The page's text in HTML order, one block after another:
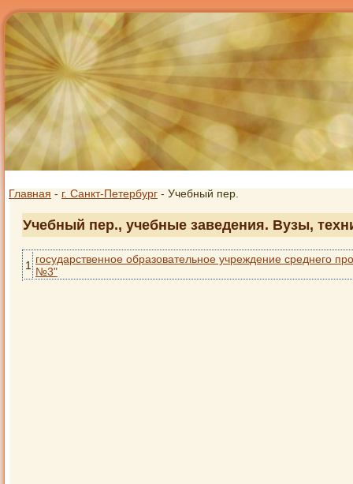
Главная - г. Санкт-Петербург - Учебный пер.
Учебный пер., учебные заведения. Вузы,
1 государственное образовательное учреждение среднего
№3"